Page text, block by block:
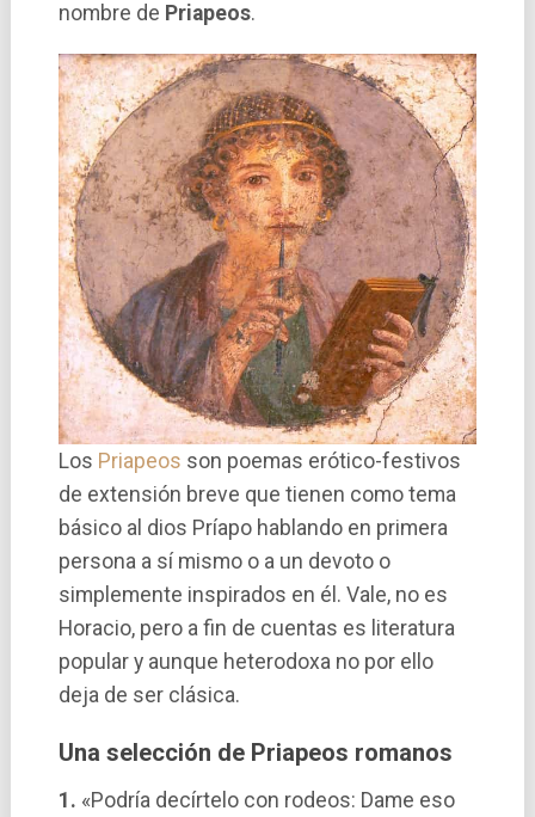
nombre de Priapeos.
Los Priapeos son poemas erótico-festivos
de extensión breve que tienen como tema
básico al dios Prí­apo hablando en primera
persona a sí­ mismo o a un devoto o
simplemente inspirados en él. Vale, no es
Horacio, pero a fin de cuentas es literatura
popular y aunque heterodoxa no por ello
deja de ser clásica.
Una selección de Priapeos romanos
1. «Podrí­a decí­rtelo con rodeos: Dame eso